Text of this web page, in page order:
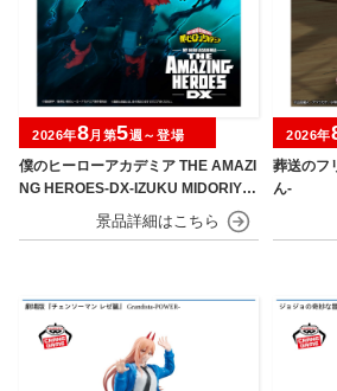
僕のヒーローアカデミア THE AMAZI
NG HEROES-DX-IZUKU MIDORIYA
OVERLAY Ⅱ
2026年8月第5週～登場
葬送のフ
ん-
2026年